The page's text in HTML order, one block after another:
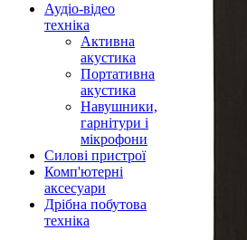
Аудіо-відео
техніка
Активна
акустика
Портативна
акустика
Навушники,
гарнітури і
мікрофони
Силові пристрої
Комп'ютерні
аксесуари
Дрібна побутова
техніка